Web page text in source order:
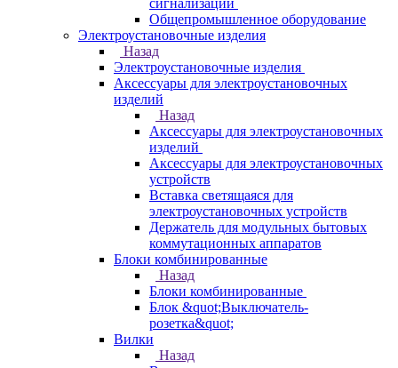
сигнализации
Общепромышленное оборудование
Электроустановочные изделия
Назад
Электроустановочные изделия
Аксессуары для электроустановочных
изделий
Назад
Аксессуары для электроустановочных
изделий
Аксессуары для электроустановочных
устройств
Вставка светящаяся для
электроустановочных устройств
Держатель для модульных бытовых
коммутационных аппаратов
Блоки комбинированные
Назад
Блоки комбинированные
Блок &quot;Выключатель-
розетка&quot;
Вилки
Назад